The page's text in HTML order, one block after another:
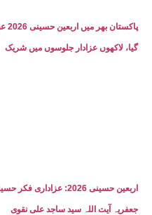
گیا، لاکھوں عزادار جلوسوں میں شریک
اربعین حسینی 2026:
جعفریہ آیت اللہ سید ساجد علی نقوی